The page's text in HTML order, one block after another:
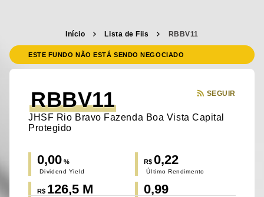
Início Lista de Fiis RBBV11
ESTE FUNDO NÃO ESTÁ SENDO NEGOCIADO
RBBV11
JHSF Rio Bravo Fazenda Boa Vista Capital
Protegido
SEGUIR
0,00 %
Dividend Yield
R$ 0,22
Último Rendimento
R$ 126,5 M 0,99